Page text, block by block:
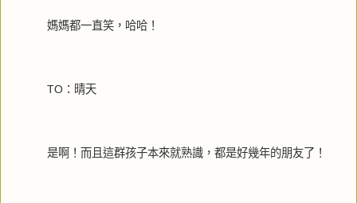
媽媽都一直笑，哈哈！
TO：晴天
是啊！而且這群孩子本來就熟識，都是好幾年的朋友了！